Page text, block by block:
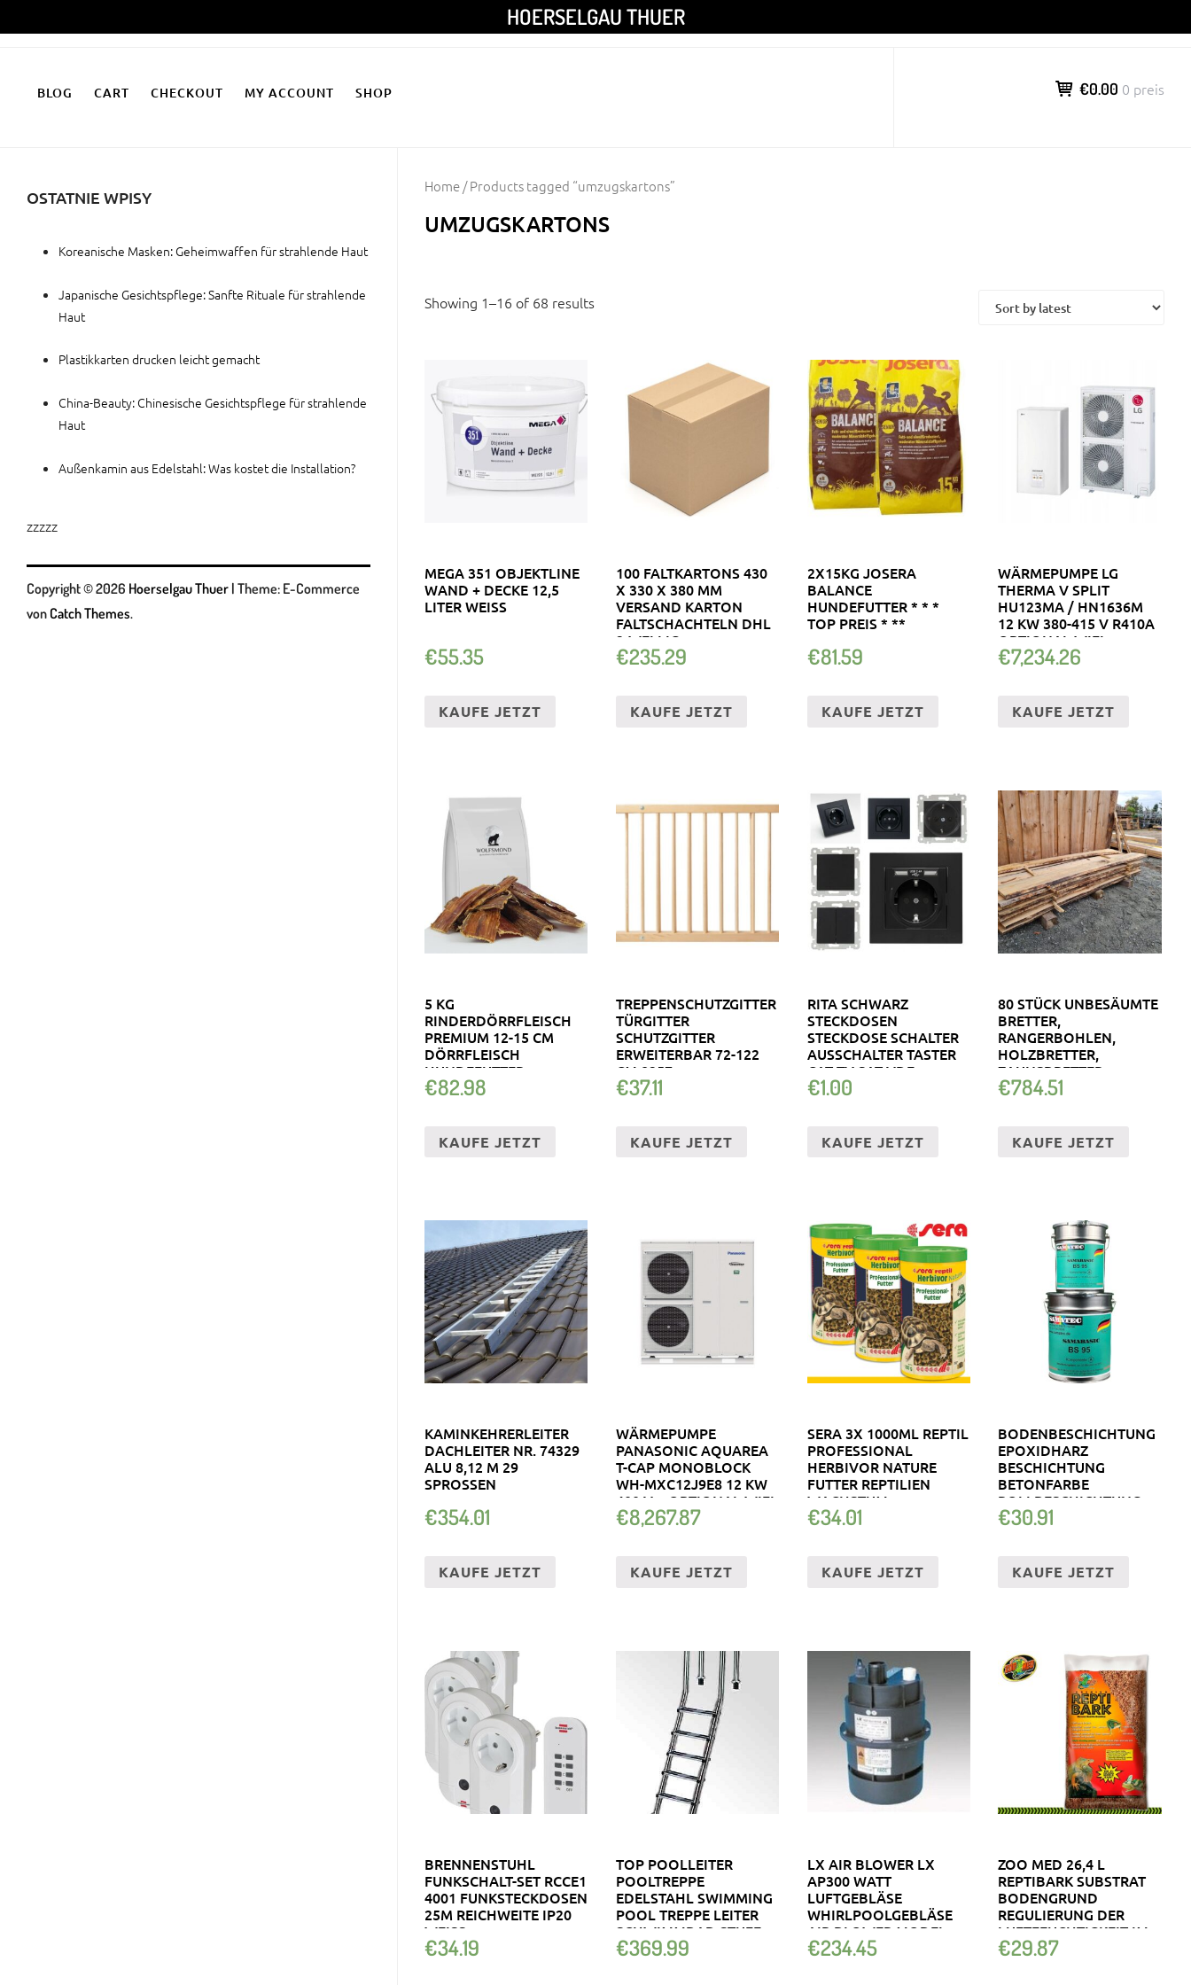
Inhalt
HOERSELGAU THUER
BLOG CART CHECKOUT MY ACCOUNT SHOP €0.00 0 preis
Home/ Products tagged “umzugskartons”
UMZUGSKARTONS
Showing 1–16 of 68 results
MEGA 351 OBJEKTLINE
WAND + DECKE 12,5
LITER WEISS
€55.35
KAUFE JETZT
100 FALTKARTONS 430
X 330 X 380 MM
VERSAND KARTON
FALTSCHACHTELN DHL
2-WELLIG
€235.29
KAUFE JETZT
2X15KG JOSERA
BALANCE
HUNDEFUTTER * * *
TOP PREIS * **
€81.59
KAUFE JETZT
WÄRMEPUMPE LG
THERMA V SPLIT
HU123MA / HN1636M
12 KW 380-415 V R410A
OPTIONAL WIFI
€7,234.26
KAUFE JETZT
5 KG
RINDERDÖRRFLEISCH
PREMIUM 12-15 CM
DÖRRFLEISCH
HUNDEFUTTER
SCHLUND KAUSNACK
€82.98
KAUFE JETZT
TREPPENSCHUTZGITTER
TÜRGITTER
SCHUTZGITTER
ERWEITERBAR 72-122
CM 8257
€37.11
KAUFE JETZT
RITA SCHWARZ
STECKDOSEN
STECKDOSE SCHALTER
AUSSCHALTER TASTER
CAT TV SAT VDE
€1.00
KAUFE JETZT
80 STÜCK UNBESÄUMTE
BRETTER,
RANGERBOHLEN,
HOLZBRETTER,
ZAUNSBRETTER,
SCHWARTENBRETT
€784.51
KAUFE JETZT
KAMINKEHRERLEITER
DACHLEITER NR. 74329
ALU 8,12 M 29
SPROSSEN
€354.01
KAUFE JETZT
WÄRMEPUMPE
PANASONIC AQUAREA
T-CAP MONOBLOCK
WH-MXC12J9E8 12 KW
400 V + OPTIONAL WIFI
€8,267.87
KAUFE JETZT
SERA 3X 1000ML REPTIL
PROFESSIONAL
HERBIVOR NATURE
FUTTER REPTILIEN
WACHSTUM
€34.01
KAUFE JETZT
BODENBESCHICHTUNG
EPOXIDHARZ
BESCHICHTUNG
BETONFARBE
ROLLBESCHICHTUNG
BS95 SAMABASIC
€30.91
KAUFE JETZT
BRENNENSTUHL
FUNKSCHALT-SET RCCE1
4001 FUNKSTECKDOSEN
25M REICHWEITE IP20
WEISS
€34.19
TOP POOLLEITER
POOLTREPPE
EDELSTAHL SWIMMING
POOL TREPPE LEITER
SCHWIMMBAD STUFE
€369.99
LX AIR BLOWER LX
AP300 WATT
LUFTGEBLÄSE
WHIRLPOOLGEBLÄSE
AIR BLOWER MODEL
€234.45
ZOO MED 26,4 L
REPTIBARK SUBSTRAT
BODENGRUND
REGULIERUNG DER
LUFTFEUCHTIGKEIT IM
€29.87
OSTATNIE WPISY
Koreanische Masken: Geheimwaffen für strahlende Haut
Japanische Gesichtspflege: Sanfte Rituale für strahlende
Haut
Plastikkarten drucken leicht gemacht
China-Beauty: Chinesische Gesichtspflege für strahlende
Haut
Außenkamin aus Edelstahl: Was kostet die Installation?
zzzzz
Copyright © 2026 Hoerselgau Thuer | Theme: E-Commerce
von Catch Themes.